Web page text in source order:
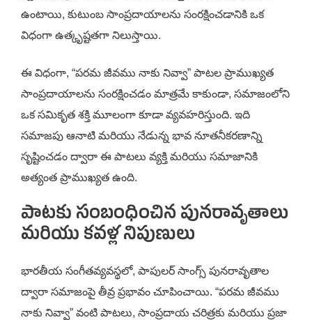
ఉంటాయి, కుటుంబ సాంప్రదాయాలను సంరక్షించడానికి ఒక
విధంగా ఉత్కృష్టతగా నిలుస్తాయి.
ఈ విధంగా, “పరమ జీవము నాకు నివ్వా” పాటల ప్రాముఖ్యత
సాంప్రదాయాలను సంరక్షించడం మాత్రమే కాకుండా, సమాజంలోని
ఒక సమికృత శక్తి మూలంగా కూడా వ్యవహరిస్తుంది. ఇది
సమాజపు ఆనాటి మరియు నేడున్న భావ నూతనీకరణాన్ని
సృష్టించడం ద్వారా ఈ పాటలు వ్యక్తి మరియు సమాజానికి
అత్యంత ప్రాముఖ్యత ఉంది.
పాటకు సంబంధించిన పునరావృతాలు
మరియు కవళ్ల నిపుణులు
భారతీయ సంగీతవ్యవస్థలో, పాపులర్ సాంగ్స్ పునరావృతాల
ద్వారా సమాజంపై తీవ్ర ప్రభావం చూపించాయి. “పరమ జీవము
నాకు నివ్వా” వంటి పాటలు, సాంప్రదాయ చరిత్రకు మరియు ప్రజా